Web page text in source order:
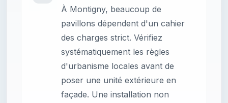
À Montigny, beaucoup de
pavillons dépendent d'un cahier
des charges strict. Vérifiez
systématiquement les règles
d'urbanisme locales avant de
poser une unité extérieure en
façade. Une installation non